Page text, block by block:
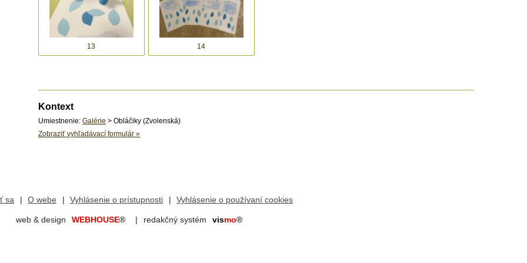
13 14
Kontext
Umiestnenie: Galérie > Obláčiky (Zvolenská)
Zobraziť vyhľadávací formulár »
sa O webe Vyhlásenie o prístupnosti Vyhlásenie o používaní cookies
web & design WEBHOUSE® redakčný systém vismo®